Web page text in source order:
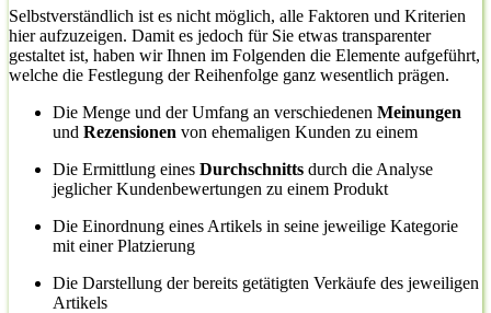
Selbstverständlich ist es nicht möglich, alle Faktoren und Kriterien
hier aufzuzeigen. Damit es jedoch für Sie etwas transparenter
gestaltet ist, haben wir Ihnen im Folgenden die Elemente aufgeführt,
welche die Festlegung der Reihenfolge ganz wesentlich prägen.
Die Menge und der Umfang an verschiedenen Meinungen
und Rezensionen von ehemaligen Kunden zu einem
Die Ermittlung eines Durchschnitts durch die Analyse
jeglicher Kundenbewertungen zu einem Produkt
Die Einordnung eines Artikels in seine jeweilige Kategorie
mit einer Platzierung
Die Darstellung der bereits getätigten Verkäufe des jeweiligen
Artikels